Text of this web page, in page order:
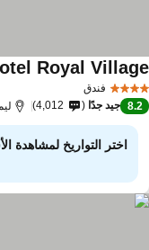
فندق
Royal
8.2 جيد جدًا 4,012
اختر التواريخ لمشاهدة